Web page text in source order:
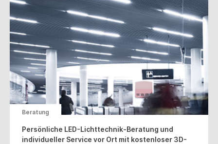
Beratung
Persönliche LED-Lichttechnik-Beratung und
individueller Service vor Ort mit kostenloser 3D-